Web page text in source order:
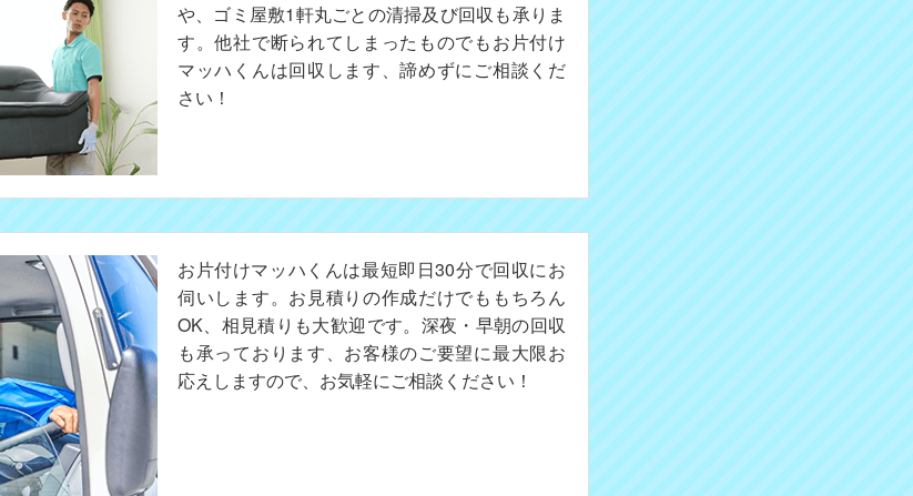
や、ゴミ屋敷1軒丸ごとの清掃及び回収も承りま
す。他社で断られてしまったものでもお片付け
マッハくんは回収します、諦めずにご相談くだ
さい！
お片付けマッハくんは最短即日30分で回収にお
伺いします。お見積りの作成だけでももちろん
OK、相見積りも大歓迎です。深夜・早朝の回収
も承っております、お客様のご要望に最大限お
応えしますので、お気軽にご相談ください！